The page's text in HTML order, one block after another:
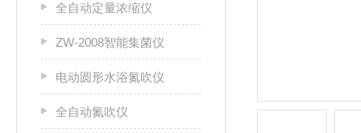
全自动定量浓缩仪
ZW-2008智能集菌仪
电动圆形水浴氮吹仪
全自动氮吹仪